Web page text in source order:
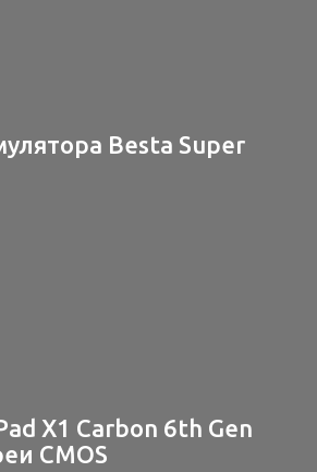
Besta Super
X1 Carbon 6th Gen
CMOS